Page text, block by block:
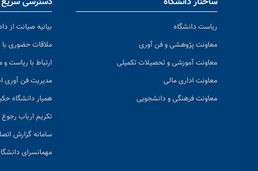
ریاست دانشگاه
معاونت پژوهشی و فن آوری
معاونت آموزشی و تحصیلات تکمیلی
معاونت اداری مالی
معاونت فرهنگی و دانشجویی
بیانیه صیانت از
ملاقات حضوری
ارتباط با ریاست
مدیریت فن آوری
همیار دانشگاه
تکریم ارباب رجوع
سامانه گزارش
مهمانسرای